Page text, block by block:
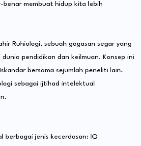
benar membuat hidup kita lebih
Ruhiologi, sebuah gagasan segar yang
dunia pendidikan dan keilmuan. Konsep ini
bersama sejumlah peneliti lain.
sebagai ijtihad intelektual
berbagai jenis kecerdasan: IQ